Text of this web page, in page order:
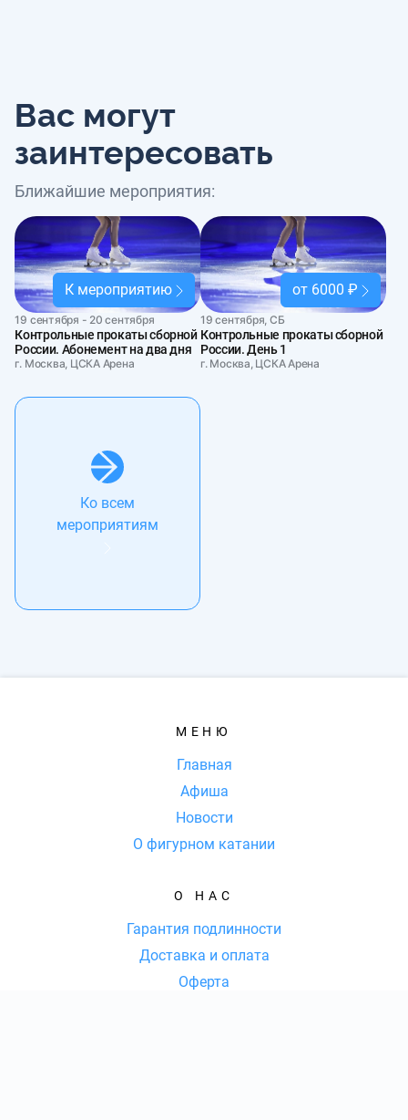
Вас могут
заинтересовать
Ближайшие мероприятия:
К мероприятию
19 сентября - 20 сентября
Контрольные прокаты сборной
России. Абонемент на два дня
г. Москва, ЦСКА Арена
от 6000 ₽
19 сентября, СБ
Контрольные прокаты сборной
России. День 1
г. Москва, ЦСКА Арена
Ко всем
мероприятиям
МЕНЮ
Главная
Афиша
Новости
О фигурном катании
О НАС
Гарантия подлинности
Доставка и оплата
Оферта